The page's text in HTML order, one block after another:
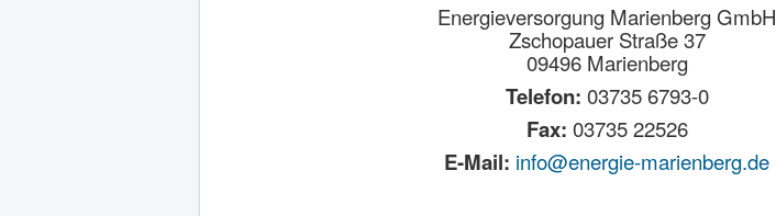
Energieversorgung Marienberg GmbH
Zschopauer Straße 37
09496 Marienberg
Telefon: 03735 6793-0
Fax: 03735 22526
E-Mail: info@energie-marienberg.de